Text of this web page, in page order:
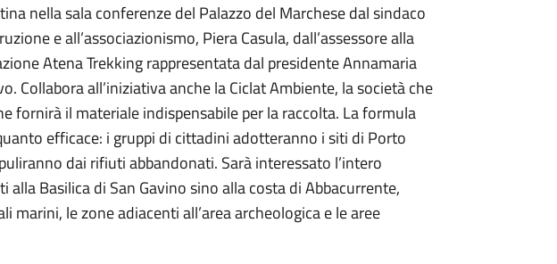
nella sala conferenze del Palazzo del Marchese dal sindaco
e all’associazionismo, Piera Casula, dall’assessore alla
Atena Trekking rappresentata dal presidente Annamaria
Collabora all’iniziativa anche la Ciclat Ambiente, la società che
fornirà il materiale indispensabile per la raccolta. La formula
efficace: i gruppi di cittadini adotteranno i siti di Porto
dai rifiuti abbandonati. Sarà interessato l’intero
Basilica di San Gavino sino alla costa di Abbacurrente,
marini, le zone adiacenti all’area archeologica e le aree